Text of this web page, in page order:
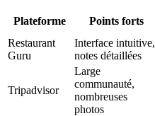
Plateforme Points forts
Restaurant
Guru
Interface intuitive,
notes détaillées
Tripadvisor
Large
communauté,
nombreuses
photos